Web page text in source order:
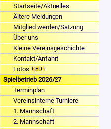
Startseite/Aktuelles
Ältere Meldungen
Mitglied werden/Satzung
Über uns
Kleine Vereinsgeschichte
Kontakt/Anfahrt
Fotos
Spielbetrieb 2026/27
Terminplan
Vereinsinterne Turniere
1. Mannschaft
2. Mannschaft